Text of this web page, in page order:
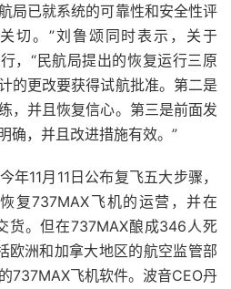
局已就系统的可靠性和安全性评
切。”刘鲁颂同时表示，关于
，“民航局提出的恢复运行三原
的更改要获得试航批准。第二是
，并且恢复信心。第三是前面发
确，并且改进措施有效。”
年11月11日公布复飞五大步骤，
复737MAX飞机的运营，并在
货。但在737MAX酿成346人死
欧洲和加拿大地区的航空监管部
737MAX飞机软件。波音CEO丹